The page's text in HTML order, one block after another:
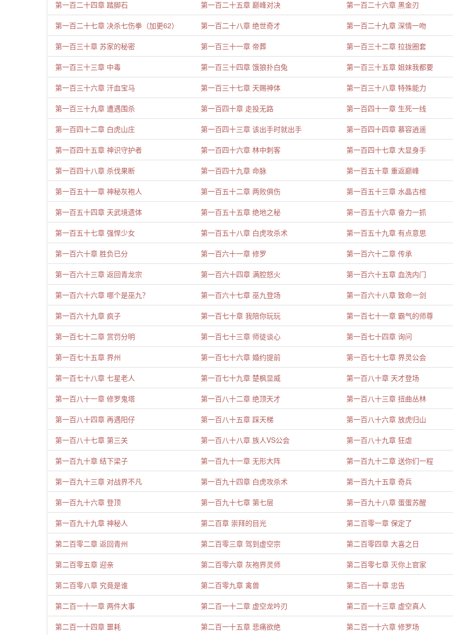
第一百二十四章 踏脚石 第一百二十五章 巅峰对决 第一百二十六章 黑金刃
第一百二十七章 决杀七伤拳（加更62） 第一百二十八章 绝世奇才 第一百二十九章 深情一吻
第一百三十章 苏家的秘密 第一百三十一章 帝葬 第一百三十二章 拉拢圈套
第一百三十三章 中毒 第一百三十四章 饿狼扑白兔 第一百三十五章 姐妹我都要
第一百三十六章 汗血宝马 第一百三十七章 天赐神体 第一百三十八章 特殊能力
第一百三十九章 遭遇围杀 第一百四十章 走投无路 第一百四十一章 生死一线
第一百四十二章 白虎山庄 第一百四十三章 该出手时就出手 第一百四十四章 慕容逍遥
第一百四十五章 神识守护者 第一百四十六章 林中刺客 第一百四十七章 大显身手
第一百四十八章 杀伐果断 第一百四十九章 命脉 第一百五十章 重返巅峰
第一百五十一章 神秘灰袍人 第一百五十二章 两败俱伤 第一百五十三章 水晶古棺
第一百五十四章 天武境遗体 第一百五十五章 绝地之秘 第一百五十六章 奋力一抓
第一百五十七章 强悍少女 第一百五十八章 白虎攻杀术 第一百五十九章 有点意思
第一百六十章 胜负已分 第一百六十一章 修罗 第一百六十二章 传承
第一百六十三章 返回青龙宗 第一百六十四章 满腔怒火 第一百六十五章 血洗内门
第一百六十六章 哪个是巫九？ 第一百六十七章 巫九登场 第一百六十八章 致命一剑
第一百六十九章 疯子 第一百七十章 我陪你玩玩 第一百七十一章 霸气的师尊
第一百七十二章 赏罚分明 第一百七十三章 师徒谈心 第一百七十四章 询问
第一百七十五章 界州 第一百七十六章 婚约提前 第一百七十七章 界灵公会
第一百七十八章 七星老人 第一百七十九章 楚枫显威 第一百八十章 天才登场
第一百八十一章 修罗鬼塔 第一百八十二章 绝顶天才 第一百八十三章 扭曲丛林
第一百八十四章 再遇阳仔 第一百八十五章 踩天梯 第一百八十六章 放虎归山
第一百八十七章 第三关 第一百八十八章 族人VS公会 第一百八十九章 狂虐
第一百九十章 结下梁子 第一百九十一章 无形大阵 第一百九十二章 送你们一程
第一百九十三章 对战界不凡 第一百九十四章 白虎攻杀术 第一百九十五章 奇兵
第一百九十六章 登顶 第一百九十七章 第七层 第一百九十八章 蛋蛋苏醒
第一百九十九章 神秘人 第二百章 崇拜的目光 第二百零一章 保定了
第二百零二章 返回青州 第二百零三章 驾到虚空宗 第二百零四章 大喜之日
第二百零五章 迎亲 第二百零六章 灰袍界灵师 第二百零七章 灭你上官家
第二百零八章 究竟是谁 第二百零九章 禽兽 第二百一十章 忠告
第二百一十一章 两件大事 第二百一十二章 虚空龙吟刃 第二百一十三章 虚空真人
第二百一十四章 噩耗 第二百一十五章 悲痛欲绝 第二百一十六章 修罗场